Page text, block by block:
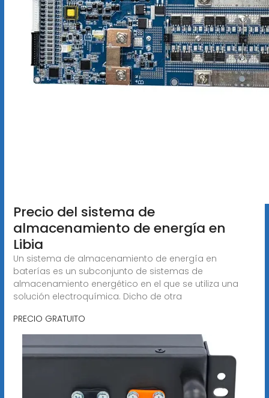
Precio del sistema de
almacenamiento de energía en
Libia
Un sistema de almacenamiento de energía en
baterías es un subconjunto de sistemas de
almacenamiento energético en el que se utiliza una
solución electroquímica. Dicho de otra
PRECIO GRATUITO